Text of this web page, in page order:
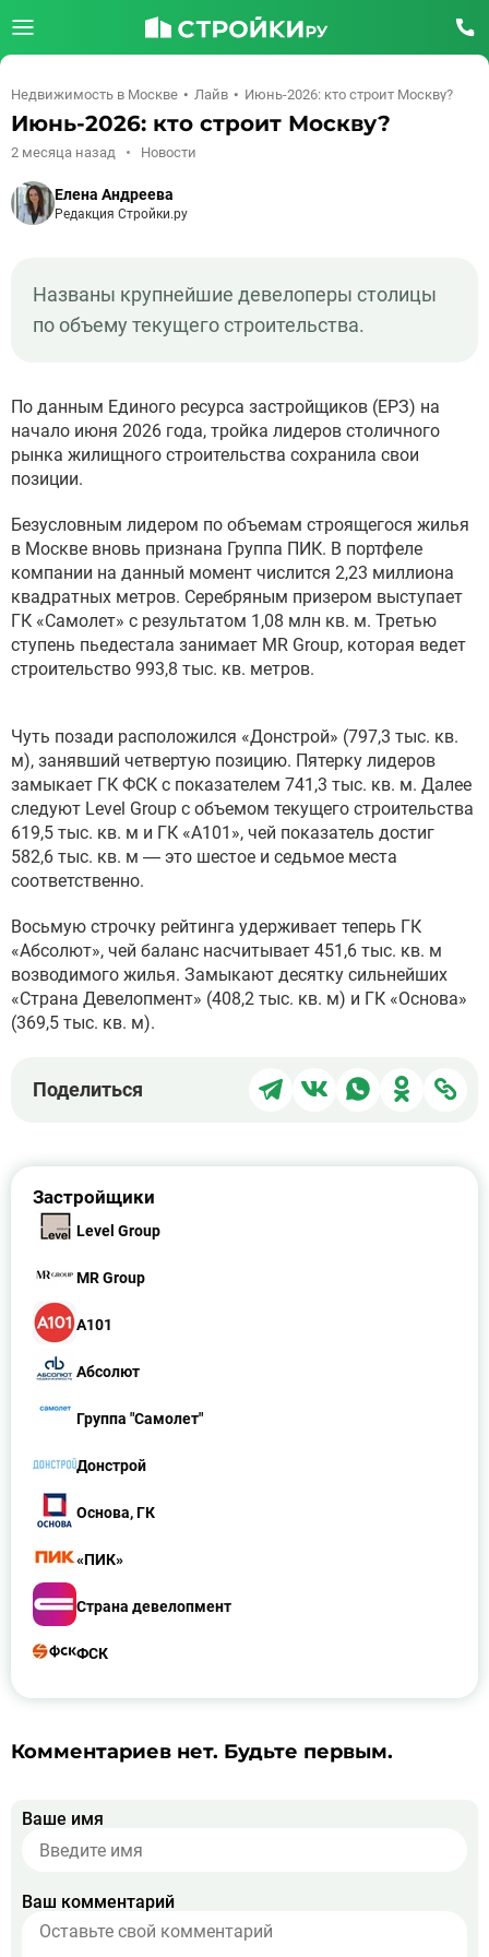
Недвижимость в Москве Лайв Июнь-2026: кто строит Москву?
Июнь-2026: кто строит Москву?
2 месяца назад Новости
Елена Андреева
Редакция Стройки.ру
Названы крупнейшие девелоперы столицы
по объему текущего строительства.
По данным Единого ресурса застройщиков (ЕРЗ) на
начало июня 2026 года, тройка лидеров столичного
рынка жилищного строительства сохранила свои
позиции.
Безусловным лидером по объемам строящегося жилья
в Москве вновь признана Группа ПИК. В портфеле
компании на данный момент числится 2,23 миллиона
квадратных метров. Серебряным призером выступает
ГК «Самолет» с результатом 1,08 млн кв. м. Третью
ступень пьедестала занимает MR Group, которая ведет
строительство 993,8 тыс. кв. метров.
Чуть позади расположился «Донстрой» (797,3 тыс. кв.
м), занявший четвертую позицию. Пятерку лидеров
замыкает ГК ФСК с показателем 741,3 тыс. кв. м. Далее
следуют Level Group с объемом текущего строительства
619,5 тыс. кв. м и ГК «А101», чей показатель достиг
582,6 тыс. кв. м — это шестое и седьмое места
соответственно.
Восьмую строчку рейтинга удерживает теперь ГК
«Абсолют», чей баланс насчитывает 451,6 тыс. кв. м
возводимого жилья. Замыкают десятку сильнейших
«Страна Девелопмент» (408,2 тыс. кв. м) и ГК «Основа»
(369,5 тыс. кв. м).
Поделиться
Поделиться
Поделиться
в
Поделиться
Застройщики
Level Group
MR Group
А101
Абсолют
Группа "Самолет"
Донстрой
Основа, ГК
«ПИК»
Страна девелопмент
ФСК
Комментариев нет. Будьте первым.
Ваше имя
Ваш комментарий